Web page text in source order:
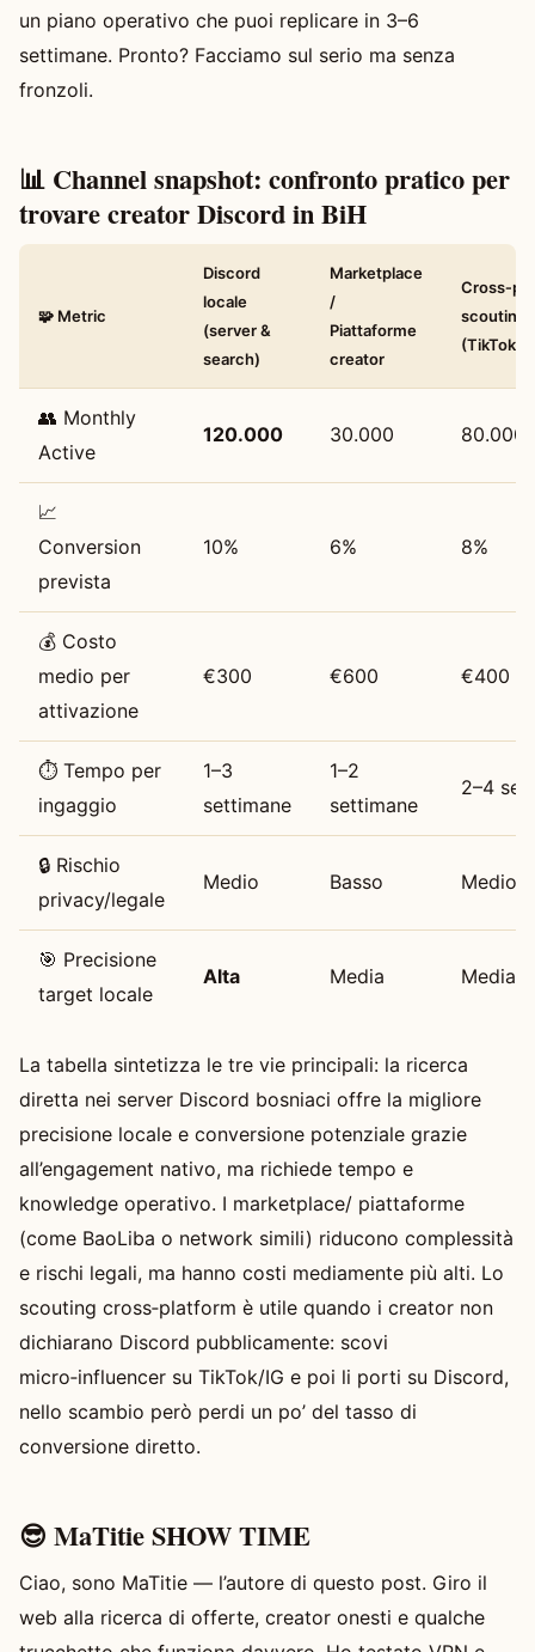
un piano operativo che puoi replicare in 3–6
settimane. Pronto? Facciamo sul serio ma senza
fronzoli.
📊 Channel snapshot: confronto pratico per
trovare creator Discord in BiH
🧩 Metric
Discord
locale
(server &
search)
Marketplace
/
Piattaforme
creator
scouting
(TikTok/
👥 Monthly
Active
120.000 30.000 80.000
📈
Conversion
prevista
10% 6% 8%
💰 Costo
medio per
attivazione
€300 €600 €400
⏱️ Tempo per
ingaggio
1–3
settimane
1–2
settimane
2–4
🔒 Rischio
privacy/legale
Medio Basso Medio
🎯 Precisione
target locale
Alta Media Media
La tabella sintetizza le tre vie principali: la ricerca
diretta nei server Discord bosniaci offre la migliore
precisione locale e conversione potenziale grazie
all’engagement nativo, ma richiede tempo e
knowledge operativo. I marketplace/ piattaforme
(come BaoLiba o network simili) riducono complessità
e rischi legali, ma hanno costi mediamente più alti. Lo
scouting cross‑platform è utile quando i creator non
dichiarano Discord pubblicamente: scovi
micro‑influencer su TikTok/IG e poi li porti su Discord,
nello scambio però perdi un po’ del tasso di
conversione diretto.
😎 MaTitie SHOW TIME
Ciao, sono MaTitie — l’autore di questo post. Giro il
web alla ricerca di offerte, creator onesti e qualche